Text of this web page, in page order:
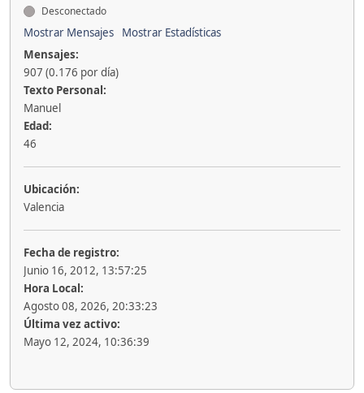
Desconectado
Mostrar Mensajes
Mostrar Estadísticas
Mensajes:
907 (0.176 por día)
Texto Personal:
Manuel
Edad:
46
Ubicación:
Valencia
Fecha de registro:
Junio 16, 2012, 13:57:25
Hora Local:
Agosto 08, 2026, 20:33:23
Última vez activo:
Mayo 12, 2024, 10:36:39